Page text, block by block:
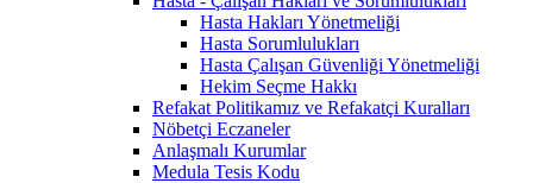
Hasta Hakları Yönetmeliği
Hasta Sorumlulukları
Hasta Çalışan Güvenliği Yönetmeliği
Hekim Seçme Hakkı
Refakat Politikamız ve Refakatçi Kuralları
Nöbetçi Eczaneler
Anlaşmalı Kurumlar
Medula Tesis Kodu